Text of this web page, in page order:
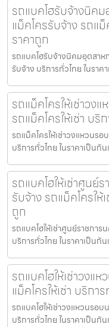
รถแบคโฮรับจ้างนิค
แม็คโครรับจ้าง รถแ
ราคาถูก
รถแบคโฮรับจ้างนิคมอุตสาห
รับจ้าง บริการทั่วไทย ในรา
รถแม็คโครให้เช่าวง
รถแม็คโครให้เช่า บ
รถแม็คโครให้เช่าวงแหวนรอ
บริการทั่วไทย ในราคาเป็น
รถแบคโฮให้เช่าศูนย์
รับจ้าง รถแม็คโครใ
ถูก
รถแบคโฮให้เช่าศูนย์ราชการ
บริการทั่วไทย ในราคาเป็น
รถแบคโฮให้เช่าวงแ
แม็คโครให้เช่า บริก
รถแบคโฮให้เช่าวงแหวนรอบ
บริการทั่วไทย ในราคาเป็น